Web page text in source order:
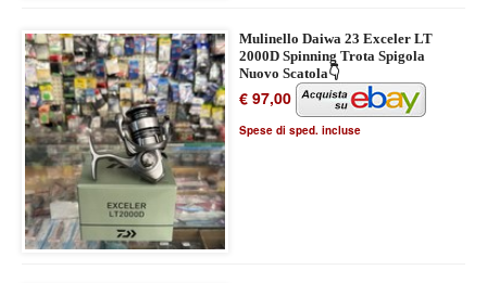
Mulinello Daiwa 23 Exceler LT
2000D Spinning Trota Spigola
Nuovo Scatola👇
€ 97,00
Spese di sped. incluse